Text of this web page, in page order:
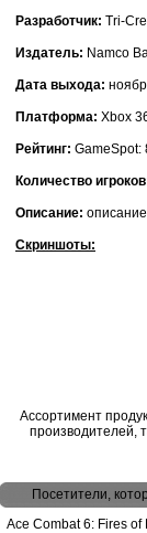
Разработчик: Tri-
Издатель: Namco
Дата выхода:
Платформа: Xbox
Рейтинг: GameSpot:
Количество
Описание:
Скриншоты:
Ассортимент
производителей,
Посетители,
Ace Combat 6: Fires